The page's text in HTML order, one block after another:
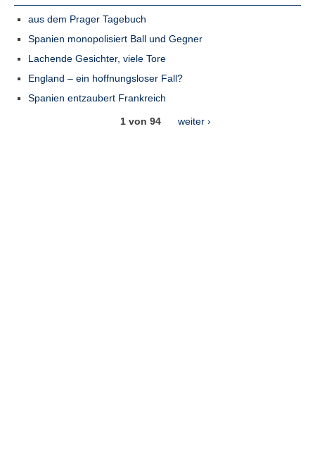
aus dem Prager Tagebuch
Spanien monopolisiert Ball und Gegner
Lachende Gesichter, viele Tore
England – ein hoffnungsloser Fall?
Spanien entzaubert Frankreich
1 von 94 weiter ›